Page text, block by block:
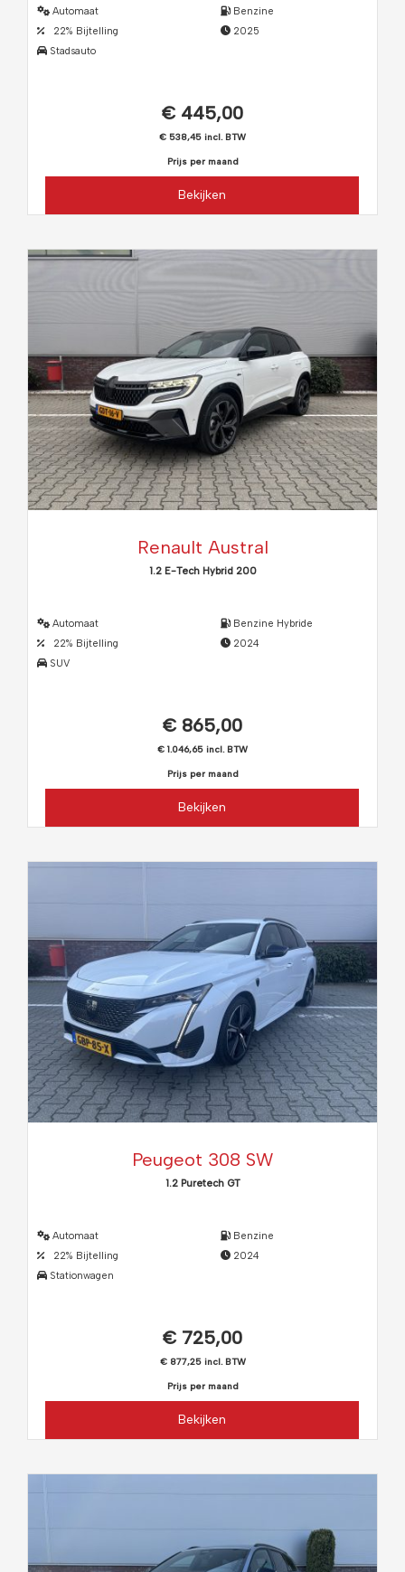
Automaat
22% Bijtelling
Stadsauto
Benzine
2025
€ 445,00
€ 538,45 incl. BTW
Prijs per maand
Bekijken
Renault Austral
1.2 E-Tech Hybrid 200
Automaat
22% Bijtelling
SUV
Benzine Hybride
2024
€ 865,00
€ 1.046,65 incl. BTW
Prijs per maand
Bekijken
Peugeot 308 SW
1.2 Puretech GT
Automaat
22% Bijtelling
Stationwagen
Benzine
2024
€ 725,00
€ 877,25 incl. BTW
Prijs per maand
Bekijken